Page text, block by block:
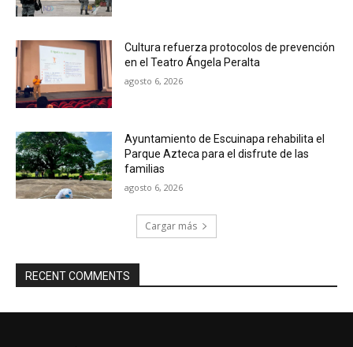
Cultura refuerza protocolos de prevención
en el Teatro Ángela Peralta
agosto 6, 2026
Ayuntamiento de Escuinapa rehabilita el
Parque Azteca para el disfrute de las
familias
agosto 6, 2026
Cargar más
RECENT COMMENTS